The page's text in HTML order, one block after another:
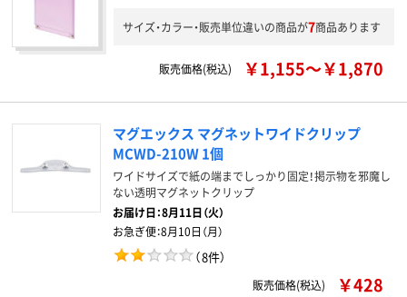
サイズ・カラー・販売単位違いの商品が7商品あります
販売価格(税込) ￥1,155～￥1,870
マグエックス マグネットワイドクリップ
MCWD-210W 1個
ワイドサイズで紙の端までしっかり固定！掲示物を邪魔し
ない透明マグネットクリップ
お届け日：8月11日（火）
お急ぎ便：8月10日（月）
（8件）
販売価格(税込) ￥428